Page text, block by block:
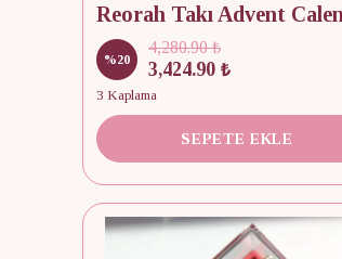
%20
4,280.90 ₺
3,424.90 ₺
3 Kaplama
SEPETE EKLE